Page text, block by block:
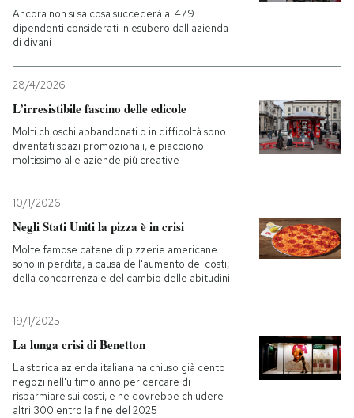
PODCAST
NEWSLETTER
I MIEI PREFERITI
CALENDARIO
Entra
Ancora non si sa cosa succederà ai 479
dipendenti considerati in esubero dall'azienda
di divani
28/4/2026
L’irresistibile fascino delle edicole
Molti chioschi abbandonati o in difficoltà sono
diventati spazi promozionali, e piacciono
moltissimo alle aziende più creative
10/1/2026
Negli Stati Uniti la pizza è in crisi
Molte famose catene di pizzerie americane
sono in perdita, a causa dell'aumento dei costi,
della concorrenza e del cambio delle abitudini
19/1/2025
La lunga crisi di Benetton
La storica azienda italiana ha chiuso già cento
negozi nell'ultimo anno per cercare di
risparmiare sui costi, e ne dovrebbe chiudere
altri 300 entro la fine del 2025